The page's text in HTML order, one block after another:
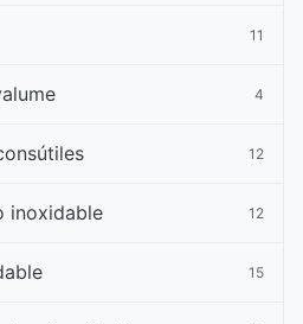
11
4
12
inoxidable 12
15